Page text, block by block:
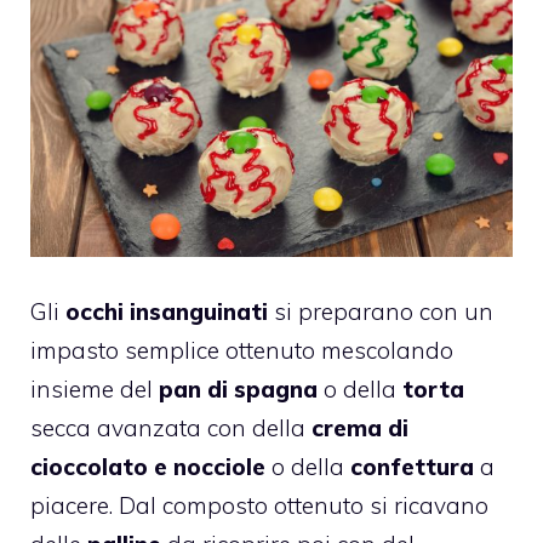
Gli occhi insanguinati si preparano con un
impasto semplice ottenuto mescolando
insieme del pan di spagna o della torta
secca avanzata con della crema di
cioccolato e nocciole o della confettura a
piacere. Dal composto ottenuto si ricavano